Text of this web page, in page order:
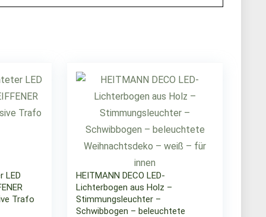
LED
Trafo
HEITMANN DECO LED-
Lichterbogen aus Holz –
Stimmungsleuchter –
Schwibbogen – beleuchtete